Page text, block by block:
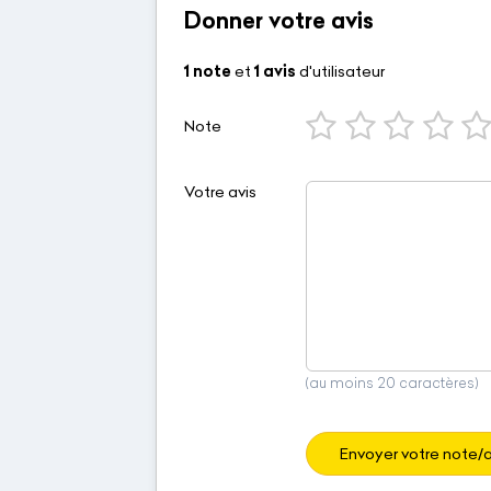
Donner votre avis
1 note et1 avis d'utilisateur
Note
Votre avis
(au moins 20 caractères)
Envoyer votre note/